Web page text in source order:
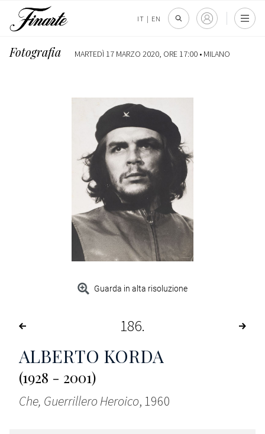
IT | EN
Fotografia MARTEDÌ 17 MARZO 2020, ORE 17:00 • MILANO
Guarda in alta risoluzione
186
ALBERTO KORDA
(1928 - 2001)
Che, Guerrillero Heroico, 1960